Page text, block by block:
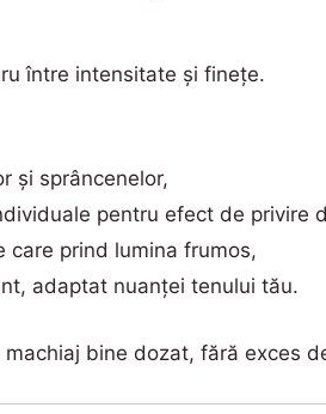
între intensitate și finețe.
și sprâncenelor,
pentru efect de privire
prind lumina frumos,
adaptat nuanței tenului tău.
bine dozat, fără exces